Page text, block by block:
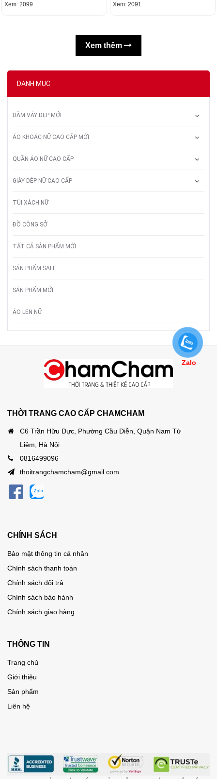
DANH MỤC
ĐẦM VÁY ĐẸP MỚI
ÁO KHOÁC NỮ CAO CẤP MỚI
QUẦN ÁO NỮ CAO CẤP
GIÀY DÉP NỮ CAO CẤP
TÚI XÁCH NỮ
ĐỒ CÔNG SỞ
TẤT CẢ SẢN PHẨM MỚI
SẢN PHẨM SALE
SẢN PHẨM MỚI
ÁO LEN NỮ
Xem: 2099 Xem: 2091
Xem thêm
THỜI TRANG CAO CẤP CHAMCHAM
C6 Trần Hữu Dực, Phường Cầu Diễn, Quận Nam Từ
Liêm, Hà Nội
0816499096
thoitrangchamcham@gmail.com
CHÍNH SÁCH
Bảo mật thông tin cá nhân
Chính sách thanh toán
Chính sách đổi trả
Chính sách bảo hành
Chính sách giao hàng
THÔNG TIN
Trang chủ
Giới thiệu
Sản phẩm
Liên hệ
Zalo